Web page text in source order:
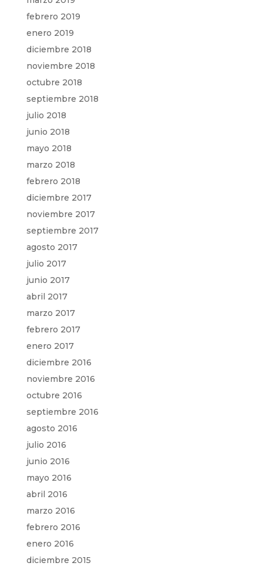
febrero 2019
enero 2019
diciembre 2018
noviembre 2018
octubre 2018
septiembre 2018
julio 2018
junio 2018
mayo 2018
marzo 2018
febrero 2018
diciembre 2017
noviembre 2017
septiembre 2017
agosto 2017
julio 2017
junio 2017
abril 2017
marzo 2017
febrero 2017
enero 2017
diciembre 2016
noviembre 2016
octubre 2016
septiembre 2016
agosto 2016
julio 2016
junio 2016
mayo 2016
abril 2016
marzo 2016
febrero 2016
enero 2016
diciembre 2015